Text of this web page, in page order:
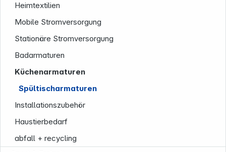
Heimtextilien
Mobile Stromversorgung
Stationäre Stromversorgung
Badarmaturen
Küchenarmaturen
Spültischarmaturen
Installationszubehör
Haustierbedarf
abfall + recycling